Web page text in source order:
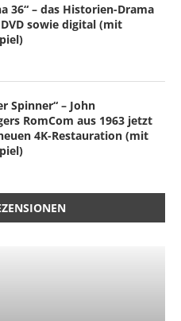
36“ – das Historien-Drama
sowie digital (mit
Spinner“ – John
RomCom aus 1963 jetzt
4K-Restauration (mit